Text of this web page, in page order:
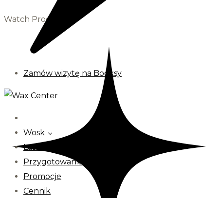
Zamów wizytę na Booksy
Wosk
Laser
Przygotowanie
Promocje
Cennik
Watch Process